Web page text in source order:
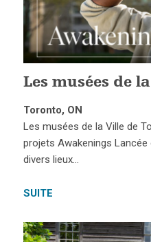
Les musées de
Toronto, ON
Les musées de la Ville de
projets Awakenings
divers lieux…
SUITE